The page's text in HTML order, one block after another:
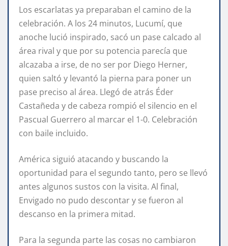
Los escarlatas ya preparaban el camino de la
celebración. A los 24 minutos, Lucumí, que
anoche lució inspirado, sacó un pase calcado al
área rival y que por su potencia parecía que
alcazaba a irse, de no ser por Diego Herner,
quien saltó y levantó la pierna para poner un
pase preciso al área. Llegó de atrás Éder
Castañeda y de cabeza rompió el silencio en el
Pascual Guerrero al marcar el 1-0. Celebración
con baile incluido.
América siguió atacando y buscando la
oportunidad para el segundo tanto, pero se llevó
antes algunos sustos con la visita. Al final,
Envigado no pudo descontar y se fueron al
descanso en la primera mitad.
Para la segunda parte las cosas no cambiaron